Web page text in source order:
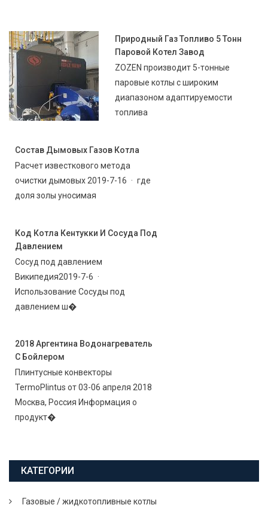
Природный Газ Топливо 5 Тонн
Паровой Котел Завод
ZOZEN производит 5-тонные
паровые котлы с широким
диапазоном адаптируемости
топлива
Состав Дымовых Газов Котла
Расчет известкового метода
очистки дымовых 2019-7-16 · где
доля золы уносимая
Код Котла Кентукки И Сосуда Под
Давлением
Сосуд под давлением
Википедия2019-7-6 ·
Использование Сосуды под
давлением ш�
2018 Аргентина Водонагреватель
С Бойлером
Плинтусные конвекторы
TermoPlintus от 03-06 апреля 2018
Москва, Россия Информация о
продукт�
КАТЕГОРИИ
Газовые / жидкотопливные котлы